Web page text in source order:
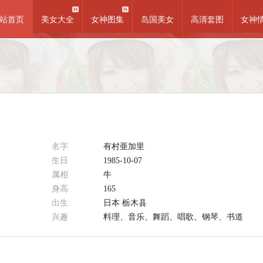
首页 美女大全 女神图集 岛国美女 高清套图 女神
名字
有村亜加里
生日
1985-10-07
属相
牛
身高
165
出生
日本 栃木县
兴趣
料理、音乐、舞蹈、唱歌、钢琴、书道